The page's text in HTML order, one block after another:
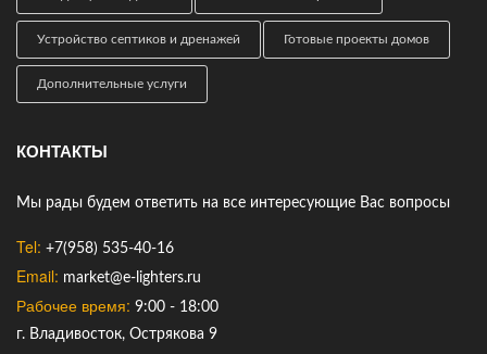
Устройство септиков и дренажей Готовые проекты домов
Дополнительные услуги
КОНТАКТЫ
Мы рады будем ответить на все интересующие Вас вопросы
Tel: +7(958) 535-40-16
Email: market@e-lighters.ru
Рабочее время: 9:00 - 18:00
г. Владивосток, Острякова 9